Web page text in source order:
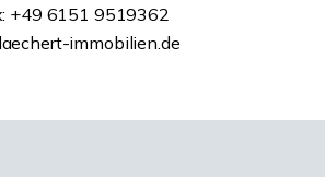
+49 6151 9519362
immobilien.de